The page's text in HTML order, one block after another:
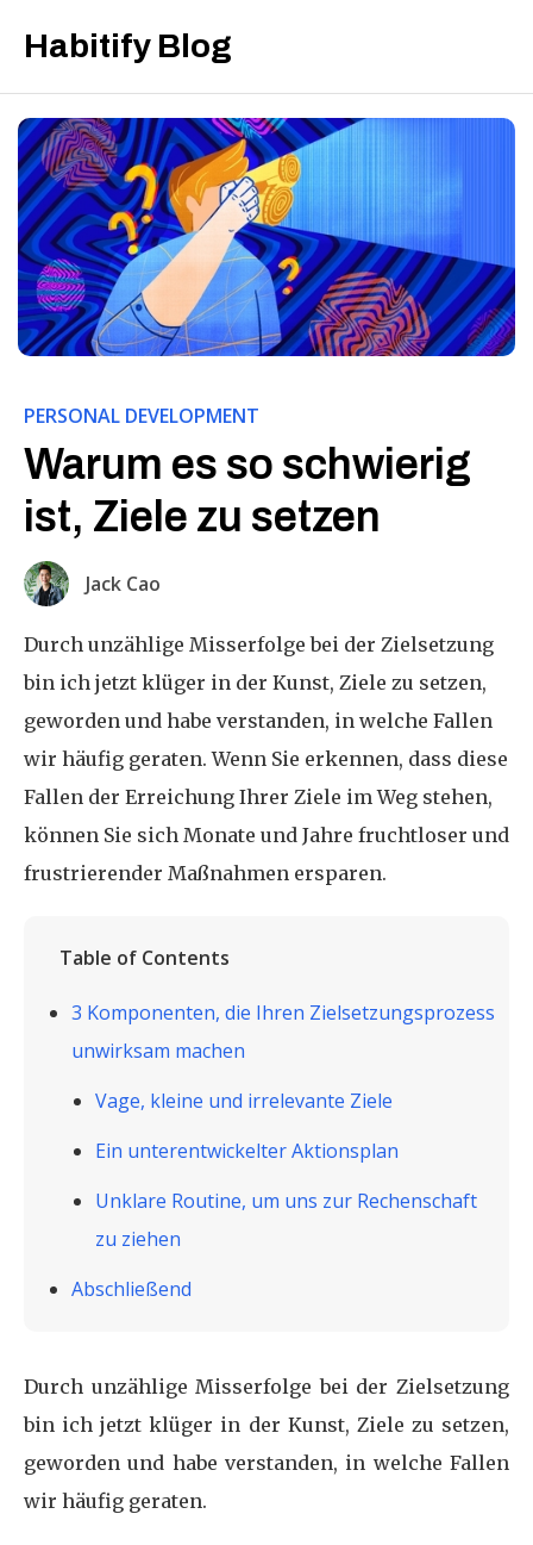
Habitify Blog
PERSONAL DEVELOPMENT
Warum es so schwierig
ist, Ziele zu setzen
Jack Cao
Durch unzählige Misserfolge bei der Zielsetzung
bin ich jetzt klüger in der Kunst, Ziele zu setzen,
geworden und habe verstanden, in welche Fallen
wir häufig geraten. Wenn Sie erkennen, dass diese
Fallen der Erreichung Ihrer Ziele im Weg stehen,
können Sie sich Monate und Jahre fruchtloser und
frustrierender Maßnahmen ersparen.
Table of Contents
3 Komponenten, die Ihren Zielsetzungsprozess
unwirksam machen
Vage, kleine und irrelevante Ziele
Ein unterentwickelter Aktionsplan
Unklare Routine, um uns zur Rechenschaft
zu ziehen
Abschließend
Durch unzählige Misserfolge bei der Zielsetzung
bin ich jetzt klüger in der Kunst, Ziele zu setzen,
geworden und habe verstanden, in welche Fallen
wir häufig geraten.